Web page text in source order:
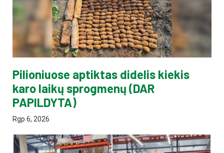
Pilioniuose aptiktas didelis kiekis
karo laikų sprogmenų (DAR
PAPILDYTA)
Rgp 6, 2026